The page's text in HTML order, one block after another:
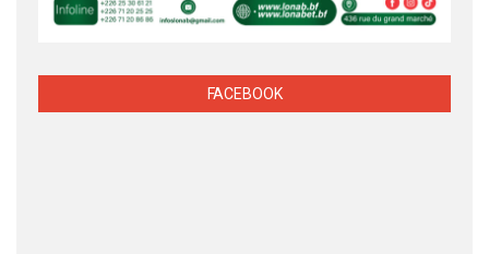
FACEBOOK